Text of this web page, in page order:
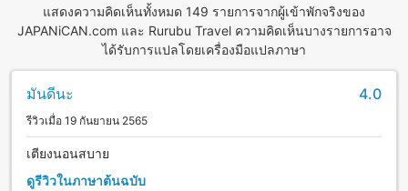
แสดงความคิดเห็นทั้งหมด 149 รายการจากผู้เข้าพักจริงของ
JAPANiCAN.com และ Rurubu Travel ความคิดเห็นบางรายการอาจ
ได้รับการแปลโดยเครื่องมือแปลภาษา
มันดีนะ 4.0
รีวิวเมื่อ 19 กันยายน 2565
เตียงนอนสบาย
ดูรีวิวในภาษาต้นฉบับ